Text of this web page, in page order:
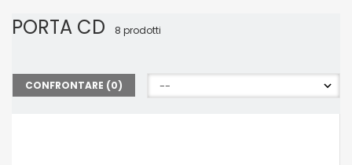
PORTA CD 8 prodotti
CONFRONTARE (0)